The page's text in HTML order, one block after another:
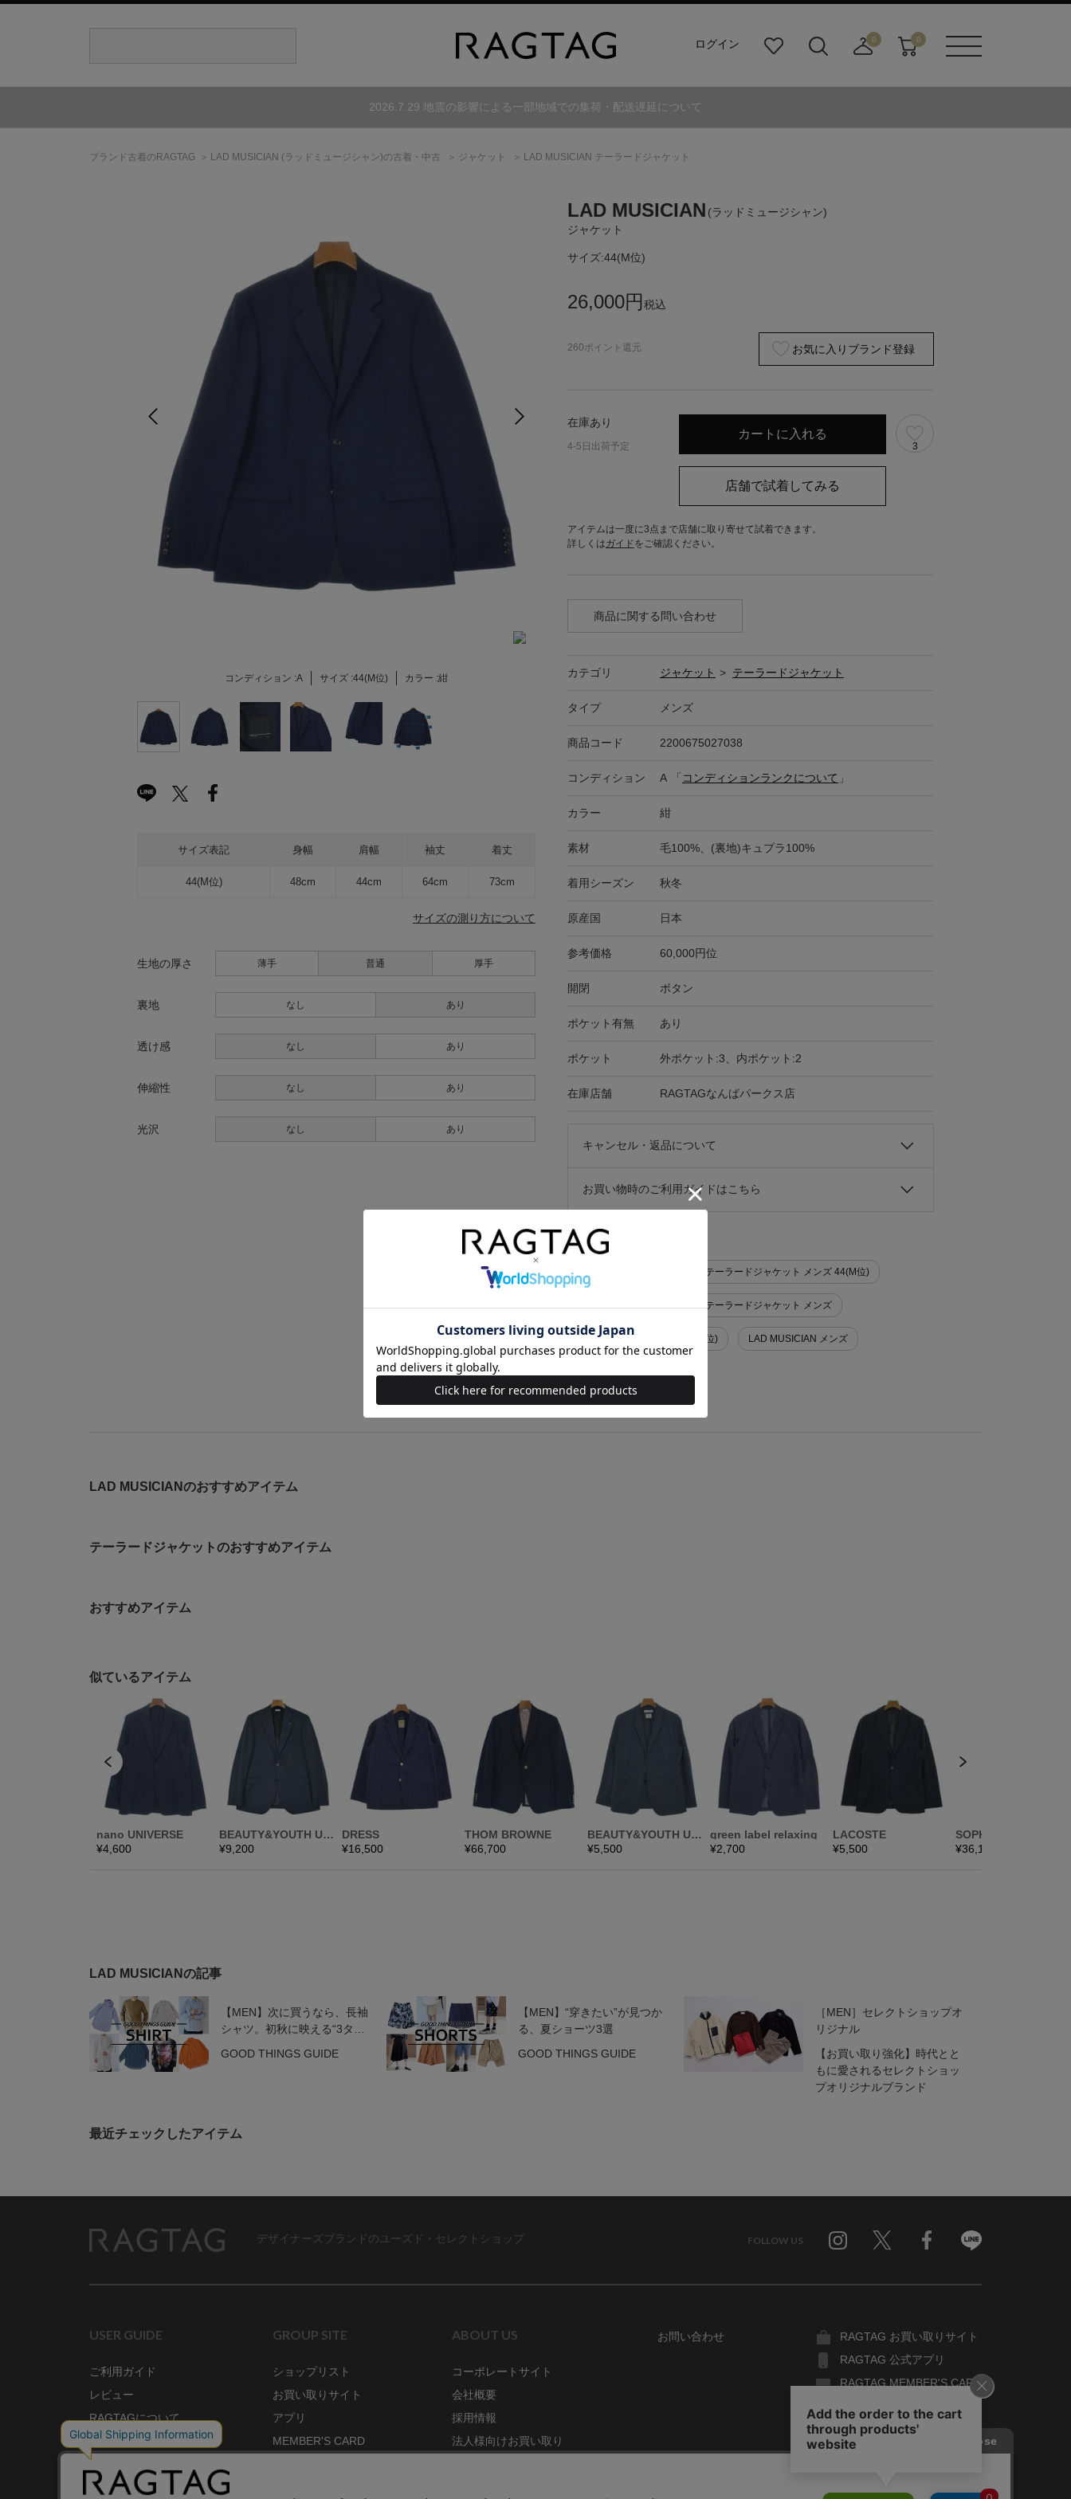
ログイン
り
ダ
0
寄
0
2026.7.29 地震の影響による一部地域での集荷・配送遅延について
ブランド古着のRAGTAG LAD MUSICIAN (ラッドミュージシャン)の古着・中古 ジャケット LAD MUSICIAN テーラードジャケット
コンディション :A サイズ :44(M位) カラー :紺
サイズ表記 身幅 肩幅 袖丈 着丈
44(M位) 48cm 44cm 64cm 73cm
サイズの測り方について
生地の厚さ 薄手 普通 厚手
裏地 なし あり
透け感 なし あり
伸縮性 なし あり
光沢 なし あり
LAD MUSICIAN (ラッドミュージシャン)
ジャケット
サイズ:44(M位)
26,000円 税込
260ポイント還元 お気に入りブランド登録
在庫あり
4-5日出荷予定 3
アイテムは一度に3点まで店舗に取り寄せて試着できます。
詳しくはガイド をご確認ください。
商品に関する問い合わせ
カテゴリ ジャケット > テーラードジャケット
タイプ メンズ
商品コード 2200675027038
コンディション A 「 コンディションランクについて 」
カラー 紺
素材 毛100%、(裏地)キュプラ100%
着用シーズン 秋冬
原産国 日本
参考価格 60,000円位
開閉 ボタン
ポケット有無 あり
ポケット 外ポケット:3、内ポケット:2
在庫店舗 RAGTAGなんばパークス店
キャンセル・返品について
お買い物時のご利用ガイドはこちら
似た条件で検索
LAD MUSICIAN ジャケット>テーラードジャケット メンズ 44(M位)
LAD MUSICIAN ジャケット>テーラードジャケット メンズ
LAD MUSICIAN メンズ 44(M位) LAD MUSICIAN メンズ
LAD MUSICIANのおすすめアイテム
テーラードジャケットのおすすめアイテム
おすすめアイテム
LAD MUSICIANの記事
【MEN】次に買うなら、長袖
シャツ。初秋に映える“3タイ
GOOD THINGS GUIDE
【MEN】“穿きたい”が見つか
る、夏ショーツ3選
GOOD THINGS GUIDE
［MEN］セレクトショップオ
リジナル
【お買い取り強化】時代とと
もに愛されるセレクトショッ
プオリジナルブランド
最近チェックしたアイテム
デザイナーズブランドのユーズド・セレクトショップ FOLLOW US
USER GUIDE
ご利用ガイド
レビュー
RAGTAGについて
ご利用規約
プライバシーポリシー
GROUP SITE
ショップリスト
お買い取りサイト
アプリ
MEMBER'S CARD
ABOUT US
コーポレートサイト
会社概要
採用情報
法人様向けお買い取り
お問い合わせ
RAGTAG お買い取りサイト
RAGTAG 公式アプリ
RAGTAG MEMBER'S CARD
RAGTAG Global